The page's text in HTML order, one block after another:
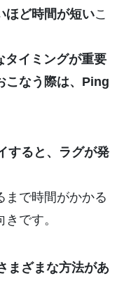
ほど時間が短いこ
タイミングが重要
こなう際は、Ping
すると、ラグが発
まで時間がかかる
です。
まざまな方法があ